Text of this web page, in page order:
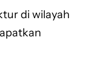
di wilayah